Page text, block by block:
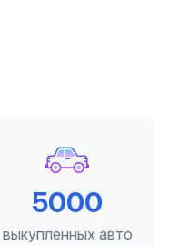
5000
выкупленных авто